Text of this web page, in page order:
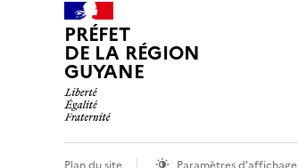
PRÉFET
DE LA RÉGION
GUYANE